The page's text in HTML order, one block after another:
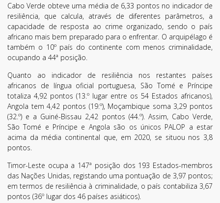
Cabo Verde obteve uma média de 6,33 pontos no indicador de
resiliência, que calcula, através de diferentes parâmetros, a
capacidade de resposta ao crime organizado, sendo o país
africano mais bem preparado para o enfrentar. O arquipélago é
também o 10º país do continente com menos criminalidade,
ocupando a 44ª posição.
Quanto ao indicador de resiliência nos restantes países
africanos de língua oficial portuguesa, São Tomé e Príncipe
totaliza 4,92 pontos (13.º lugar entre os 54 Estados africanos),
Angola tem 4,42 pontos (19.º), Moçambique soma 3,29 pontos
(32.º) e a Guiné-Bissau 2,42 pontos (44.º). Assim, Cabo Verde,
São Tomé e Príncipe e Angola são os únicos PALOP a estar
acima da média continental que, em 2020, se situou nos 3,8
pontos.
Timor-Leste ocupa a 147ª posição dos 193 Estados-membros
das Nações Unidas, registando uma pontuação de 3,97 pontos;
em termos de resiliência à criminalidade, o país contabiliza 3,67
pontos (36º lugar dos 46 países asiáticos).